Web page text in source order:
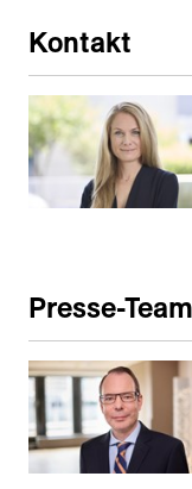
Kontakt
Presse-Team